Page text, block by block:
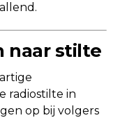
naar stilte
radiostilte in
op bij volgers